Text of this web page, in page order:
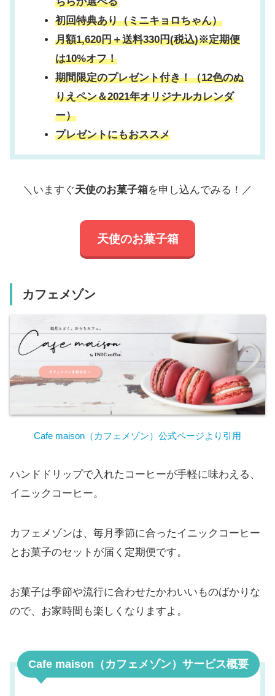
初回特典あり（ミニキョロちゃん）
月額1,620円＋送料330円(税込)※定期便
は10%オフ！
期間限定のプレゼント付き！（12色のぬ
りえペン＆2021年オリジナルカレンダ
ー）
プレゼントにもおススメ
＼いますぐ天使のお菓子箱を申し込んでみる！／
天使のお菓子箱
カフェメゾン
Cafe maison（カフェメゾン）公式ページより引用
ハンドドリップで入れたコーヒーが手軽に味わえる、
イニックコーヒー。
カフェメゾンは、毎月季節に合ったイニックコーヒー
とお菓子のセットが届く定期便です。
お菓子は季節や流行に合わせたかわいいものばかりな
ので、お家時間も楽しくなりますよ。
Cafe maison（カフェメゾン）サービス概要